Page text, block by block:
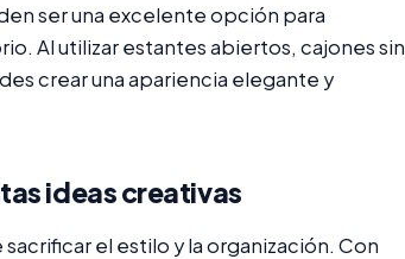
ser una excelente opción para
Al utilizar estantes abiertos, cajones sin
crear una apariencia elegante y
ideas creativas
el estilo y la organización. Con